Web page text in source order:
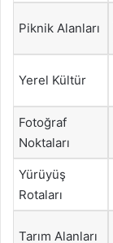
Piknik Alanları
Yerel Kültür
Fotoğraf
Noktaları
Yürüyüş
Rotaları
Tarım Alanları